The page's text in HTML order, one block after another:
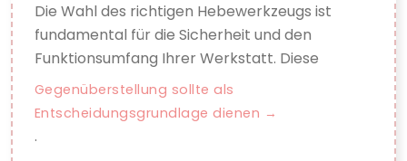
Die Wahl des richtigen Hebewerkzeugs ist
fundamental für die Sicherheit und den
Funktionsumfang Ihrer Werkstatt. Diese
Gegenüberstellung sollte als
Entscheidungsgrundlage dienen
.